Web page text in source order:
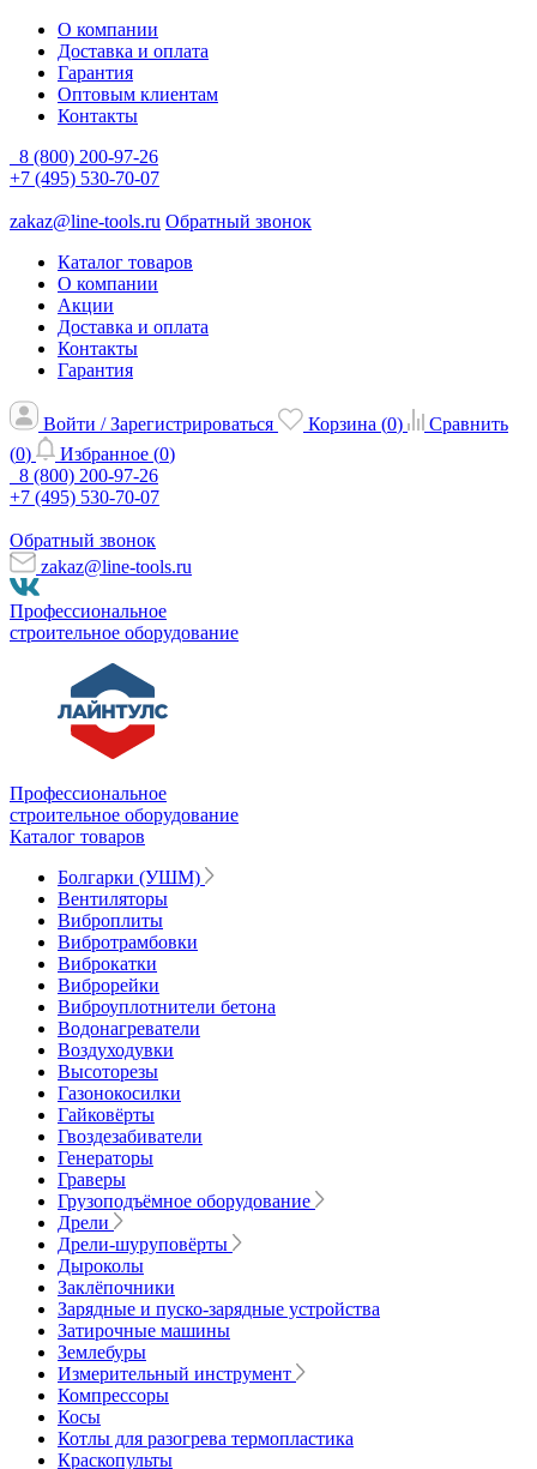
О компании
Доставка и оплата
Гарантия
Оптовым клиентам
Контакты
8 (800) 200-97-26
+7 (495) 530-70-07
zakaz@line-tools.ru Обратный звонок
Каталог товаров
О компании
Акции
Доставка и оплата
Контакты
Гарантия
Войти / Зарегистрироваться Корзина (0)
Сравнить
(0) Избранное (0)
8 (800) 200-97-26
+7 (495) 530-70-07
Обратный звонок
zakaz@line-tools.ru
Профессиональное
строительное оборудование
Профессиональное
строительное оборудование
Каталог товаров
Болгарки (УШМ)
Вентиляторы
Виброплиты
Вибротрамбовки
Виброкатки
Виброрейки
Виброуплотнители бетона
Водонагреватели
Воздуходувки
Высоторезы
Газонокосилки
Гайковёрты
Гвоздезабиватели
Генераторы
Граверы
Грузоподъёмное оборудование
Дрели
Дрели-шуруповёрты
Дыроколы
Заклёпочники
Зарядные и пуско-зарядные устройства
Затирочные машины
Землебуры
Измерительный инструмент
Компрессоры
Косы
Котлы для разогрева термопластика
Краскопульты